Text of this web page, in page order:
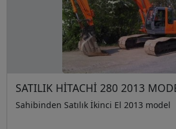
SATILIK HİTACHİ 280 2013
Sahibinden Satılık İkinci El 2013 model